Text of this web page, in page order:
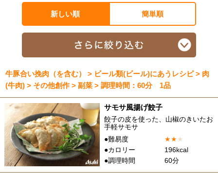
新しい順 簡単順
牛豚合い挽肉（を含む） > ビール類(ビール)にあうレシピ > 肉
(牛肉) > その他創作 > 副菜 > 調理時間：60分 1品
サモサ風揚げ餃子
餃子の皮を使った、山椒のきいたお
手軽サモサ
●難易度
★★★
●カロリー
196kcal
●調理時間
60分